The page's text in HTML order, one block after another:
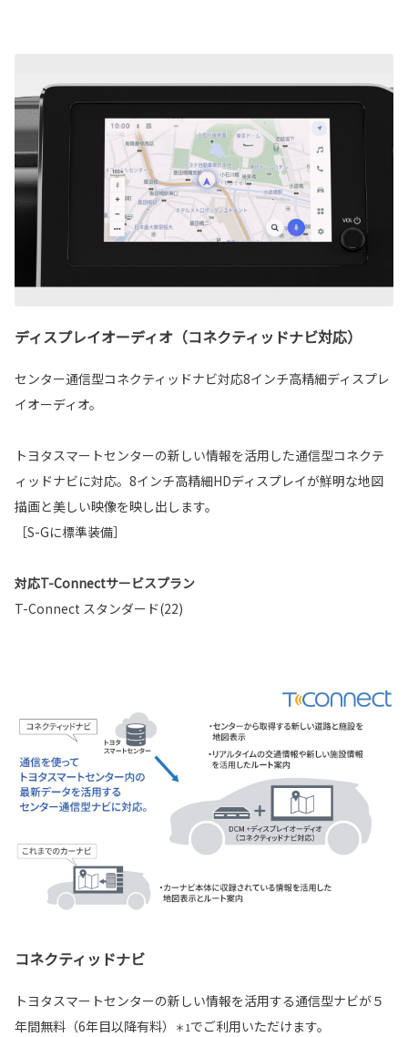
ディスプレイオーディオ（コネクティッドナビ対応）
センター通信型コネクティッドナビ対応8インチ高精細ディスプレ
イオーディオ。
トヨタスマートセンターの新しい情報を活用した通信型コネクテ
ィッドナビに対応。8インチ高精細HDディスプレイが鮮明な地図
描画と美しい映像を映し出します。
［S-Gに標準装備］
対応T-Connectサービスプラン
T-Connect スタンダード(22)
コネクティッドナビ
トヨタスマートセンターの新しい情報を活用する通信型ナビが５
年間無料（6年目以降有料）
＊1でご利用いただけます。